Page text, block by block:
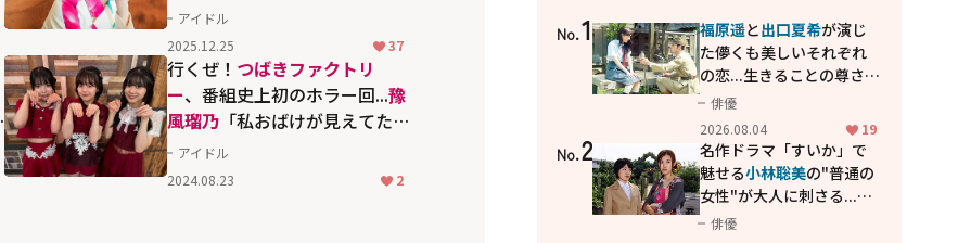
アイドル
2025.12.25
37
行くぜ！ つばきファクトリ
ー、番組史上初のホラー回...豫
風瑠乃 「私おばけが見えてた
んですよ。」灼熱ライブへの
意気込みも語る！
アイドル
2024.08.23
2
No.1 福原遥と出口夏希が演じ
た儚くも美しいそれぞれ
の恋...生きることの尊さを
教えてくれた映画「あの
花が咲く丘で、君とまた出
会えたら。」
俳優
2026.08.04
19
No.2
名作ドラマ「すいか」で
魅せる小林聡美の"普通の
女性"が大人に刺さる...映
画「かもめ食堂」にも通
俳優